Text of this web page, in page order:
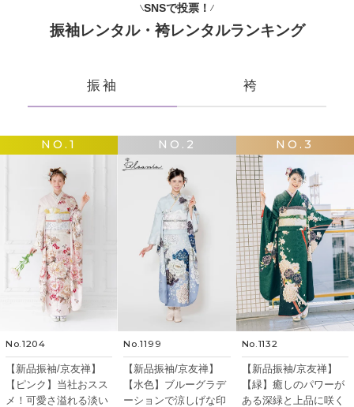
SNSで投票！
振袖レンタル・袴レンタルランキング
振袖 袴
NO.1
No.1204
【新品振袖/京友禅】
【ピンク】当社おスス
メ！可愛さ溢れる淡い
NO.2
No.1199
【新品振袖/京友禅】
【水色】ブルーグラデ
ーションで涼しげな印
NO.3
No.1132
【新品振袖/京友禅】
【緑】癒しのパワーが
ある深緑と上品に咲く